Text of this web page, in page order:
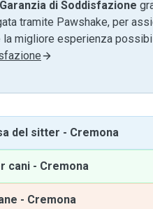
Garanzia di Soddisfazione
tramite Pawshake, per
la migliore esperienza
del sitter - Cremona
cani - Cremona
- Cremona